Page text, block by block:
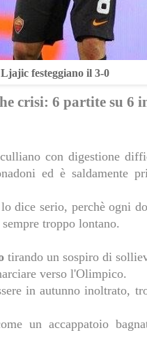
festeggiano il 3-0
crisi: 6 partite su 6
con digestione
ed è saldamente
lo dice serio, perchè ogni
troppo lontano.
tirando un sospiro di
verso l'Olimpico.
in autunno inoltrato,
un accappatoio